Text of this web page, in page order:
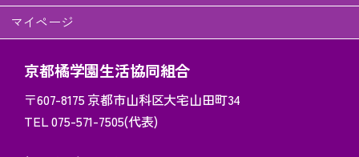
マイページ
京都橘学園生活協同組合
〒607-8175京都市山科区大宅山田町34
TEL 075-571-7505(代表)